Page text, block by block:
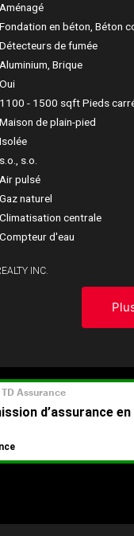
Aménagé
Fondation en béton, Béton
Détecteurs de fumée
Aluminium, Brique
Oui
1100 - 1500 sqft Pieds
Maison de plain-pied
Isolée
s.o., s.o.
Air pulsé
Gaz naturel
Climatisation centrale
Compteur d'eau
INC.